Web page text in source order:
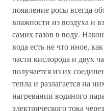
появление росы всегда
влажности из воздуха и
самих газов в воду.
вода есть не что иное,
части кислорода и двух
получается из их
тепла и разлагается на
нагревании водяного
электрического тока